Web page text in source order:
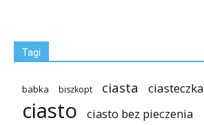
Tagi
babka biszkopt ciasta ciasteczka
ciasto ciasto bez pieczenia